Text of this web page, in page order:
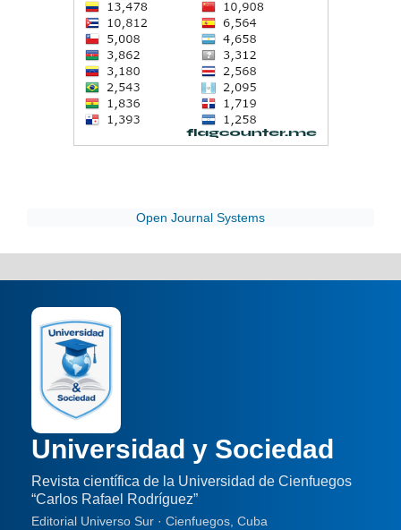
Open Journal Systems
Universidad y Sociedad
Revista científica de la Universidad de Cienfuegos
“Carlos Rafael Rodríguez”
Editorial Universo Sur · Cienfuegos, Cuba